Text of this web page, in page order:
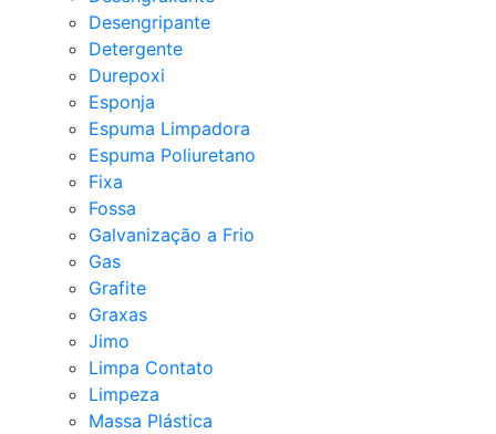
Desengripante
Detergente
Durepoxi
Esponja
Espuma Limpadora
Espuma Poliuretano
Fixa
Fossa
Galvanização a Frio
Gas
Grafite
Graxas
Jimo
Limpa Contato
Limpeza
Massa Plástica